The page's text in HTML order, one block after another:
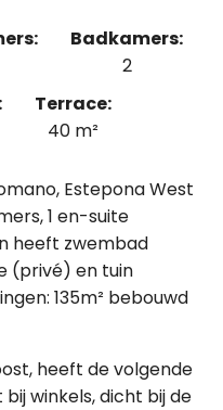
Badkamers:
2
Terrace:
40 m²
Estepona West
1 en-suite
heeft zwembad
(privé) en tuin
135m² bebouwd
heeft de volgende
winkels, dicht bij de